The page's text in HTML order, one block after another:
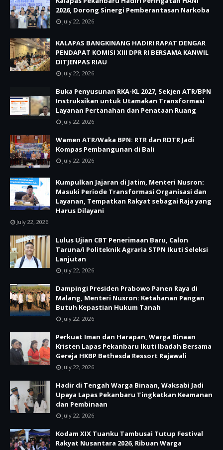
2026, Dorong Sinergi Pemberantasan Narkoba
July 22, 2026
KALAPAS BANGKINANG HADIRI RAPAT DENGAR
PENDAPAT KOMISI XIII DPR RI BERSAMA KANWIL
DITJENPAS RIAU
July 22, 2026
Buka Penyusunan RKA-KL 2027, Sekjen ATR/BPN
Instruksikan untuk Utamakan Transformasi
Layanan Pertanahan dan Penataan Ruang
July 22, 2026
Wamen ATR/Waka BPN: RTR dan RDTR Jadi
Kompas Pembangunan di Bali
July 22, 2026
Kumpulkan Jajaran di Jatim, Menteri Nusron:
Masuki Periode Transformasi Organisasi dan
Layanan, Tempatkan Rakyat sebagai Raja yang
Harus Dilayani
July 22, 2026
Lulus Ujian CBT Penerimaan Baru, Calon
Taruna/i Politeknik Agraria STPN Ikuti Seleksi
Lanjutan
July 22, 2026
Dampingi Presiden Prabowo Panen Raya di
Malang, Menteri Nusron: Ketahanan Pangan
Butuh Kepastian Hukum Tanah
July 22, 2026
Perkuat Iman dan Harapan, Warga Binaan
Kristen Lapas Pekanbaru Ikuti Ibadah Bersama
Gereja HKBP Bethesda Ressort Rajawali
July 22, 2026
Hadir di Tengah Warga Binaan, Waksabi Jadi
Upaya Lapas Pekanbaru Tingkatkan Keamanan
dan Pembinaan
July 22, 2026
Kodam XIX Tuanku Tambusai Tutup Festival
Rakyat Nusantara 2026, Ribuan Warga